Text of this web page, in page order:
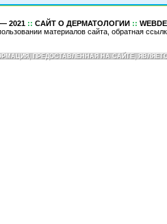
2021 :: САЙТ О ДЕРМАТОЛОГИИ ::
материалов сайта, обратная
ПРЕДОСТАВЛЕННАЯ НА САЙТЕ,